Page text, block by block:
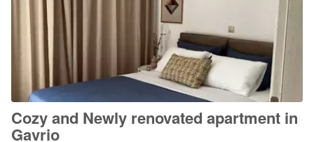
Cozy and Newly renovated apartment in
Gavrio